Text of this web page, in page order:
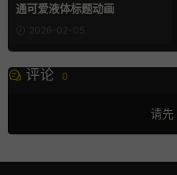
通可爱液体标题动画
2026-02-05
评论 0
请先